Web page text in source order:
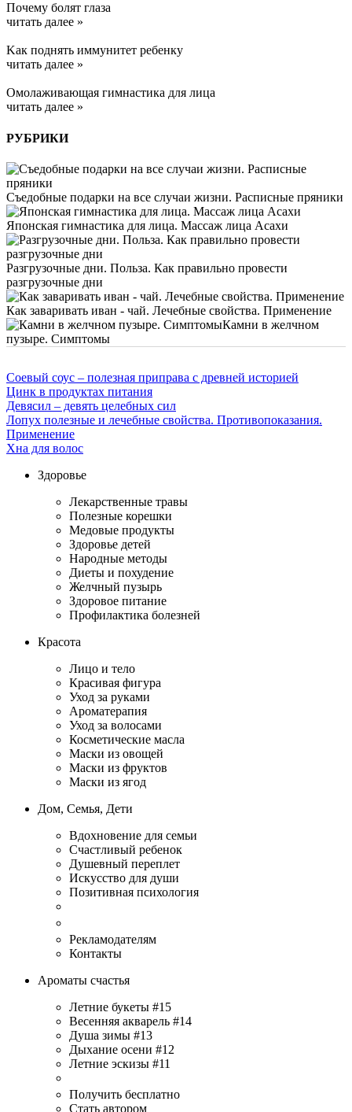
Почему болят глаза
читать далее »
Kак поднять иммунитет ребенку
читать далее »
Омолаживающая гимнастика для лица
читать далее »
РУБРИКИ
Съедобные подарки на все случаи жизни. Расписные пряники
Японская гимнастика для лица. Массаж лица Асахи
Разгрузочные дни. Польза. Как правильно провести
разгрузочные дни
Как заваривать иван - чай. Лечебные свойства. Применение
Камни в желчном
пузыре. Симптомы
Соевый соус – полезная приправа с древней историей
Цинк в продуктах питания
Девясил – девять целебных сил
Лопух полезные и лечебные свойства. Противопоказания.
Применение
Хна для волос
Здоровье
Лекарственные травы
Полезные корешки
Медовые продукты
Здоровье детей
Народные методы
Диеты и похудение
Желчный пузырь
Здоровое питание
Профилактика болезней
Красота
Лицо и тело
Красивая фигура
Уход за руками
Ароматерапия
Уход за волосами
Косметические масла
Маски из овощей
Маски из фруктов
Маски из ягод
Дом, Семья, Дети
Вдохновение для семьи
Счастливый ребенок
Душевный переплет
Искусство для души
Позитивная психология
Рекламодателям
Контакты
Ароматы счастья
Летние букеты #15
Весенняя акварель #14
Душа зимы #13
Дыхание осени #12
Летние эскизы #11
Получить бесплатно
Стать автором